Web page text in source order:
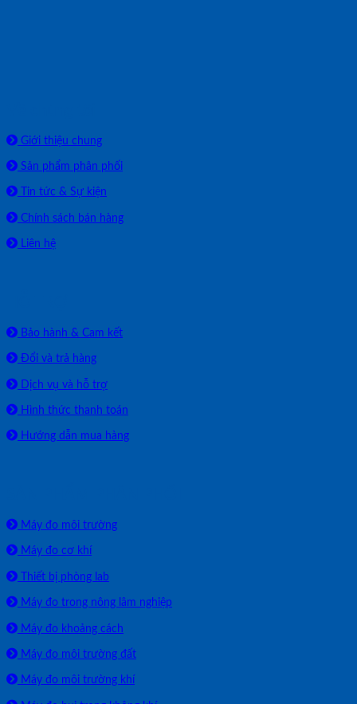
Giới thiệu chung
Sản phẩm phân phối
Tin tức & Sự kiện
Chính sách bán hàng
Liên hệ
Bảo hành & Cam kết
Đổi và trả hàng
Dịch vụ và hỗ trợ
Hình thức thanh toán
Hướng dẫn mua hàng
Máy đo môi trường
Máy đo cơ khí
Thiết bị phòng lab
Máy đo trong nông lâm nghiệp
Máy đo khoảng cách
Máy đo môi trường đất
Máy đo môi trường khí